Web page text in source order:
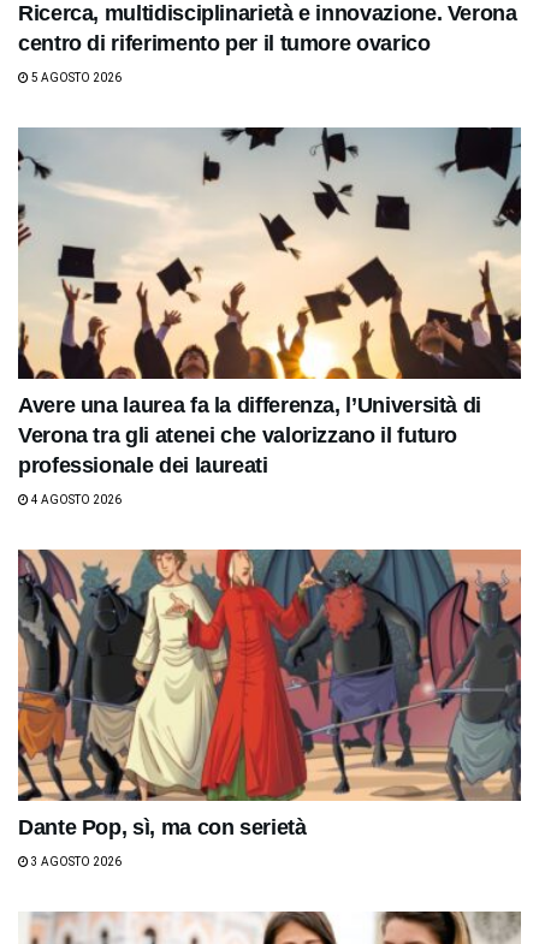
Ricerca, multidisciplinarietà e innovazione. Verona
centro di riferimento per il tumore ovarico
5 AGOSTO 2026
Avere una laurea fa la differenza, l’Università di
Verona tra gli atenei che valorizzano il futuro
professionale dei laureati
4 AGOSTO 2026
Dante Pop, sì, ma con serietà
3 AGOSTO 2026